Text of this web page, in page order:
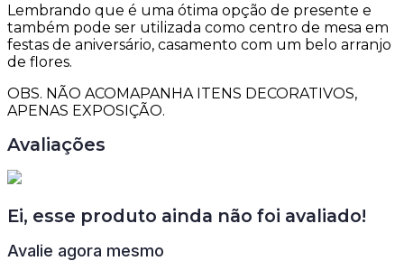
Lembrando que é uma ótima opção de presente e
também pode ser utilizada como centro de mesa em
festas de aniversário, casamento com um belo arranjo
de flores.
OBS. NÃO ACOMAPANHA ITENS DECORATIVOS,
APENAS EXPOSIÇÃO.
Avaliações
Ei, esse produto ainda não foi avaliado!
Avalie agora mesmo